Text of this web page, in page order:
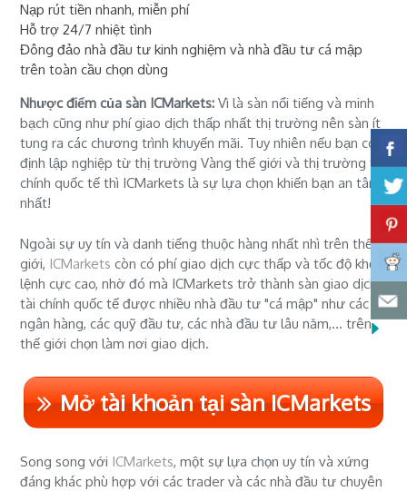
Nạp rút tiền nhanh, miễn phí
Hỗ trợ 24/7 nhiệt tình
Đông đảo nhà đầu tư kinh nghiệm và nhà đầu tư cá mập
trên toàn cầu chọn dùng
Nhược điểm của sàn ICMarkets: Vì là sàn nổi tiếng và minh
bạch cũng như phí giao dịch thấp nhất thị trường nên sàn ít
tung ra các chương trình khuyến mãi. Tuy nhiên nếu bạn có ý
định lập nghiệp từ thị trường Vàng thế giới và thị trường tài
chính quốc tế thì ICMarkets là sự lựa chọn khiến bạn an tâm
nhất!
Ngoài sự uy tín và danh tiếng thuộc hàng nhất nhì trên thế
giới, ICMarkets còn có phí giao dịch cực thấp và tốc độ khớp
lệnh cực cao, nhờ đó mà ICMarkets trở thành sàn giao dịch
tài chính quốc tế được nhiều nhà đầu tư "cá mập" như các
ngân hàng, các quỹ đầu tư, các nhà đầu tư lâu năm,... trên
thế giới chọn làm nơi giao dịch.
Mở tài khoản tại sàn ICMarkets
Song song với ICMarkets, một sự lựa chọn uy tín và xứng
đáng khác phù hợp với các trader và các nhà đầu tư chuyên